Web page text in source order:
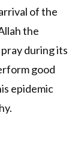
of the
the
during its
good
epidemic